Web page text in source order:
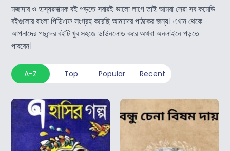
মজাদার ও হাস্যরসাত্মক বই পড়তে সবারই ভালো লাগে তাই আমরা সেরা সব কমেডি
বইগুলোর বাংলা পিডিএফ সংগ্রহ করেছি আমাদের পাঠকের জন্য। এখান থেকে
আপনাদের পছন্দের বইটি খুব সহজে ডাউনলোড করে অথবা অনলাইনে পড়তে
পারবেন।
A-Z Top Popular Recent